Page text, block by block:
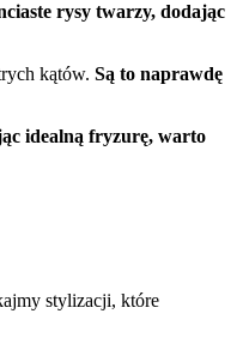
rysy twarzy, dodając
kątów. Są to naprawdę
idealną fryzurę, warto
stylizacji, które